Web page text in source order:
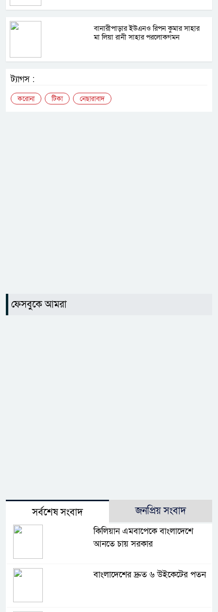
বানারীপাড়ার ইউএনও রিপন কুমার সাহার
মা লিয়া রানী সাহার পরলোকগমন
ট্যাগস :
করোনা টিকা নেছারাবাদ
ফেসবুকে আমরা
সর্বশেষ সংবাদ জনপ্রিয় সংবাদ
কিলিয়ান এমবাপেকে বাংলাদেশে
আনতে চায় সরকার
বাংলাদেশের দ্রুত ৬ উইকেটের পতন